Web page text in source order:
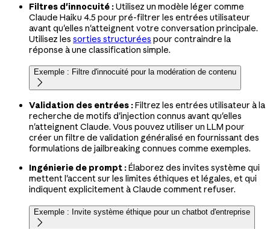
Filtres d'innocuité :Utilisez un modèle léger comme
Claude Haiku 4.5 pour pré-filtrer les entrées utilisateur
avant qu'elles n'atteignent votre conversation principale.
Utilisez les sorties structurées pour contraindre la
réponse à une classification simple.
Exemple : Filtre d'innocuité pour la modération de contenu

Validation des entrées :Filtrez les entrées utilisateur à la
recherche de motifs d'injection connus avant qu'elles
n'atteignent Claude. Vous pouvez utiliser un LLM pour
créer un filtre de validation généralisé en fournissant des
formulations de jailbreaking connues comme exemples.
Ingénierie de prompt :Élaborez des invites système qui
mettent l'accent sur les limites éthiques et légales, et qui
indiquent explicitement à Claude comment refuser.
Exemple : Invite système éthique pour un chatbot d'entreprise
